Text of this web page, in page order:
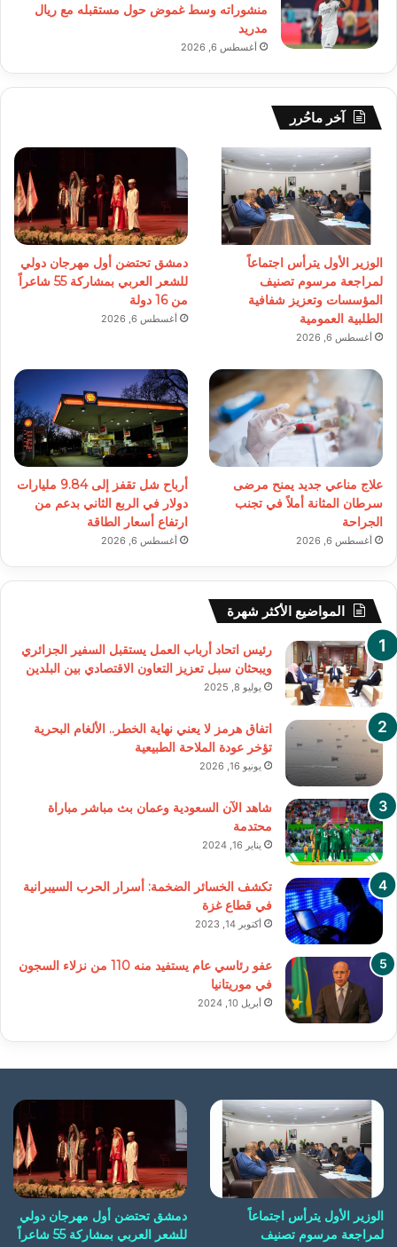
منشوراته وسط غموض حول مستقبله مع ريال
مدريد
أغسطس 6, 2026
آخر ماحُرر
الوزير الأول يترأس اجتماعاً
لمراجعة مرسوم تصنيف
المؤسسات وتعزيز شفافية
الطلبية العمومية
أغسطس 6, 2026
دمشق تحتضن أول مهرجان دولي
للشعر العربي بمشاركة 55 شاعراً
من 16 دولة
أغسطس 6, 2026
علاج مناعي جديد يمنح مرضى
سرطان المثانة أملاً في تجنب
الجراحة
أغسطس 6, 2026
أرباح شل تقفز إلى 9.84 مليارات
دولار في الربع الثاني بدعم من
ارتفاع أسعار الطاقة
أغسطس 6, 2026
المواضيع الأكثر شهرة
رئيس اتحاد أرباب العمل يستقبل السفير الجزائري
ويبحثان سبل تعزيز التعاون الاقتصادي بين البلدين
يوليو 8, 2025
اتفاق هرمز لا يعني نهاية الخطر.. الألغام البحرية
تؤخر عودة الملاحة الطبيعية
يونيو 16, 2026
شاهد الآن السعودية وعمان بث مباشر مباراة
محتدمة
يناير 16, 2024
تكشف الخسائر الضخمة: أسرار الحرب السيبرانية
في قطاع غزة
أكتوبر 14, 2023
عفو رئاسي عام يستفيد منه 110 من نزلاء السجون
في موريتانيا
أبريل 10, 2024
الوزير الأول يترأس اجتماعاً
لمراجعة مرسوم تصنيف
دمشق تحتضن أول مهرجان دولي
للشعر العربي بمشاركة 55 شاعراً